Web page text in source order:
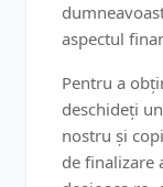
aspectul
Pentru a
deschideți
nostru și
de finalizare